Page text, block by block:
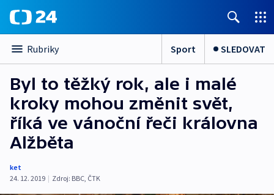
Rubriky Sport SLEDOVAT
Byl to těžký rok, ale i malé
kroky mohou změnit svět,
říká ve vánoční řeči královna
Alžběta
ket
24. 12. 2019 | Zdroj: BBC, ČTK